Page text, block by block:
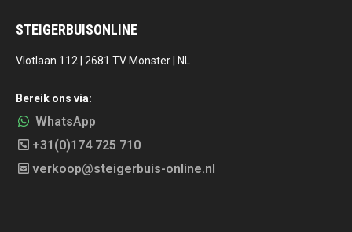
STEIGERBUISONLINE
Vlotlaan 112 | 2681 TV Monster | NL
Bereik ons via:
WhatsApp
+31(0)174 725 710
verkoop@steigerbuis-online.nl